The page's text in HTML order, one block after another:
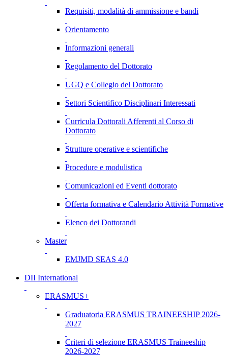
Requisiti, modalità di ammissione e bandi
Orientamento
Informazioni generali
Regolamento del Dottorato
UGQ e Collegio del Dottorato
Settori Scientifico Disciplinari Interessati
Curricula Dottorali Afferenti al Corso di
Dottorato
Strutture operative e scientifiche
Procedure e modulistica
Comunicazioni ed Eventi dottorato
Offerta formativa e Calendario Attività Formative
Elenco dei Dottorandi
Master
EMJMD SEAS 4.0
DII International
ERASMUS+
Graduatoria ERASMUS TRAINEESHIP 2026-
2027
Criteri di selezione ERASMUS Traineeship
2026-2027